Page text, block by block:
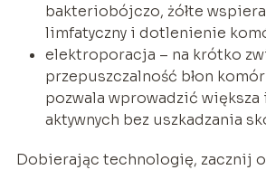
bakteriobójczo, żółte
limfatyczny i dotlenienie
elektroporacja – na krótko
przepuszczalność błon
pozwala wprowadzić
aktywnych bez uszkadzania
Dobierając technologię, zacznij